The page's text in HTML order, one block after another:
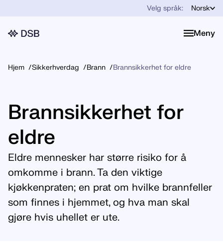
Velg språk: Norsk
Meny
Meny
Hjem Sikkerhverdag Brann Brannsikkerhet for eldre
Brannsikkerhet for
eldre
Eldre mennesker har større risiko for å
omkomme i brann. Ta den viktige
kjøkkenpraten; en prat om hvilke brannfeller
som finnes i hjemmet, og hva man skal
gjøre hvis uhellet er ute.